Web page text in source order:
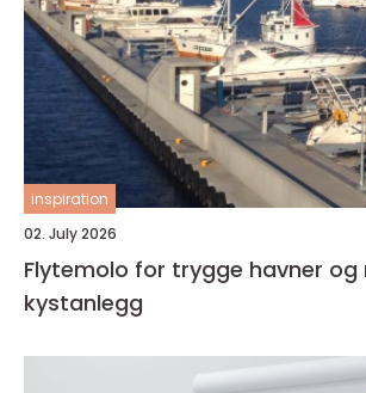
inspiration
02. July 2026
Flytemolo for trygge havner og
kystanlegg